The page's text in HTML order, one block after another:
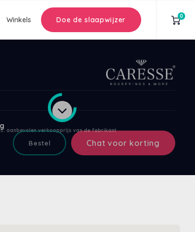
Winkels Doe de slaapwijzer 0
aanbevolen verkoopprijs van de fabrikant
Bestel Chat voor korting